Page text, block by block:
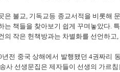
은 불교, 기독교등 종교서적을 비롯해
는 책들을 찾아보기 쉽게 꾸며놓았다.
의 작은 헌책방과는 차별화를 선언하
년전 중국 상해에서 발행됐던 4권짜리
사 선생문집은 제자들이 선생의 가르